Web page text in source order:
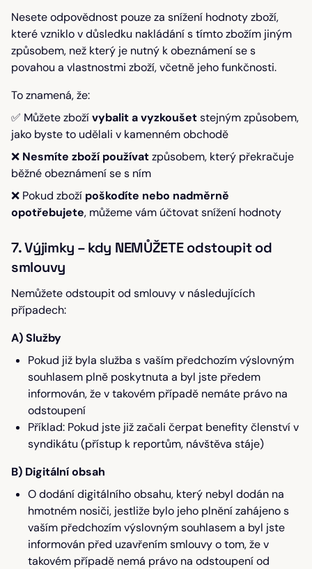
Nesete odpovědnost pouze za snížení hodnoty zboží,
které vzniklo v důsledku nakládání s tímto zbožím jiným
způsobem, než který je nutný k obeznámení se s
povahou a vlastnostmi zboží, včetně jeho funkčnosti.
To znamená, že:
✅ Můžete zbožívybalit a vyzkoušetstejným způsobem,
jako byste to udělali v kamenném obchodě
❌ Nesmíte zboží používatzpůsobem, který překračuje
běžné obeznámení se s ním
❌ Pokud zboží poškodíte nebo nadměrně
opotřebujete, můžeme vám účtovat snížení hodnoty
7. Výjimky – kdy NEMŮŽETE odstoupit od
smlouvy
Nemůžete odstoupit od smlouvy v následujících
případech:
A) Služby
Pokud již byla služba s vaším předchozím výslovným
souhlasem plně poskytnuta a byl jste předem
informován, že v takovém případě nemáte právo na
odstoupení
Příklad: Pokud jste již začali čerpat benefity členství v
syndikátu (přístup k reportům, návštěva stáje)
B) Digitální obsah
O dodání digitálního obsahu, který nebyl dodán na
hmotném nosiči, jestliže bylo jeho plnění zahájeno s
vaším předchozím výslovným souhlasem a byl jste
informován před uzavřením smlouvy o tom, že v
takovém případě nemá právo na odstoupení od